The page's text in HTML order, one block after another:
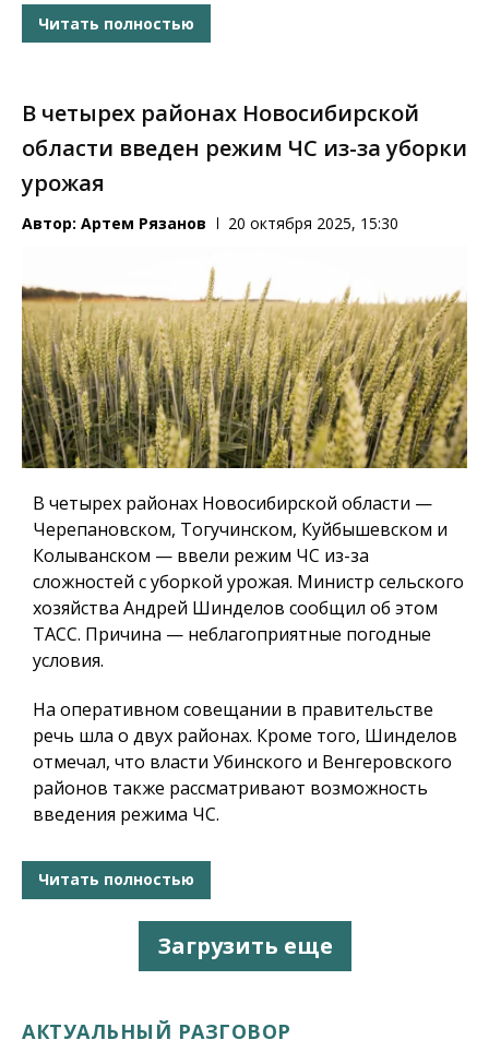
Читать полностью
В четырех районах Новосибирской
области введен режим ЧС из-за уборки
урожая
Автор: Артем Рязанов 20 октября 2025, 15:30
В четырех районах Новосибирской области —
Черепановском, Тогучинском, Куйбышевском и
Колыванском — ввели режим ЧС из-за
сложностей с уборкой урожая. Министр сельского
хозяйства Андрей Шинделов сообщил об этом
ТАСС. Причина — неблагоприятные погодные
условия.
На оперативном совещании в правительстве
речь шла о двух районах. Кроме того, Шинделов
отмечал, что власти Убинского и Венгеровского
районов также рассматривают возможность
введения режима ЧС.
Читать полностью
Загрузить еще
АКТУАЛЬНЫЙ РАЗГОВОР